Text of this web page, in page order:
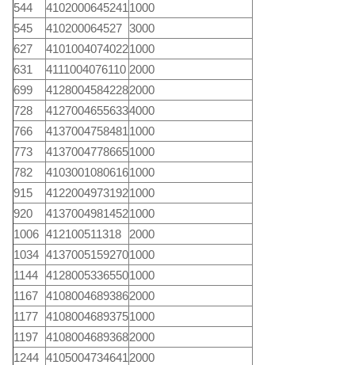
544
4102000645241 1000
545
410200064527 3000
627
41010040740221000
631
4111004076110 2000
699
41280045842282000
728
41270046556334000
766
4137004758481 1000
773
41370047786651000
782
41030010806161000
915
41220049731921000
920
41370049814521000
1006 412100511318
2000
1034 41370051592701000
1144 41280053365501000
1167 41080046893862000
1177 41080046893751000
1197 41080046893682000
1244 4105004734641 2000